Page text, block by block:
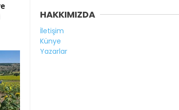
HAKKIMIZDA
İletişim
Künye
Yazarlar